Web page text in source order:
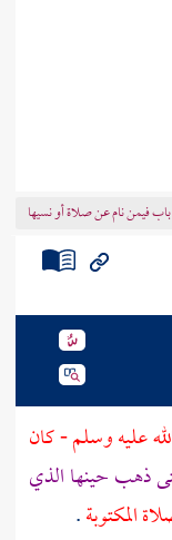
باب فيمن نام عن صلاة أو نسيها
عليه وسلم - كان
ذهب حينها الذي
المكتوبة.